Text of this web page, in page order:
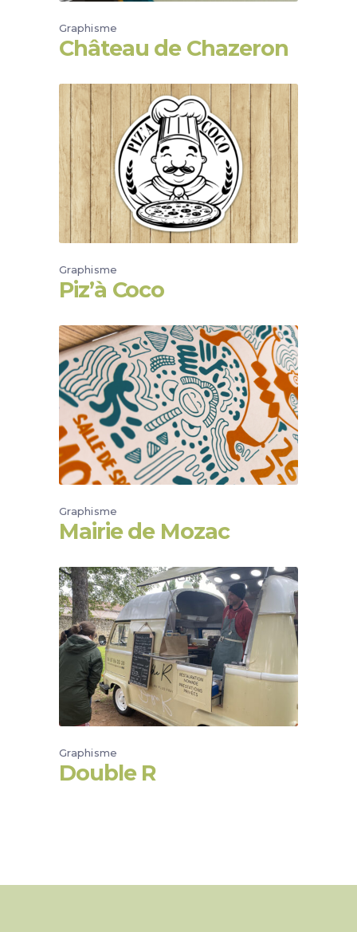
Graphisme
Château de Chazeron
Graphisme
Piz’à Coco
Graphisme
Mairie de Mozac
Graphisme
Double R